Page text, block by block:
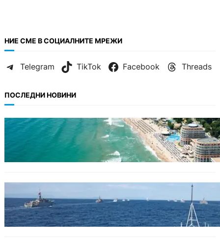
НИЕ СМЕ В СОЦИАЛНИТЕ МРЕЖИ
Telegram TikTok Facebook Threads
ПОСЛЕДНИ НОВИНИ
ИКОНОМИКА
Интерактивна карта показва всички водни
бази по Черноморието
Нов минен ловец за българския флот
пристига до края на годината